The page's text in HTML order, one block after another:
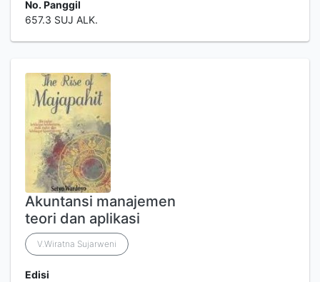
No. Panggil
657.3 SUJ ALK.
Akuntansi manajemen
teori dan aplikasi
V.Wiratna Sujarweni
Edisi